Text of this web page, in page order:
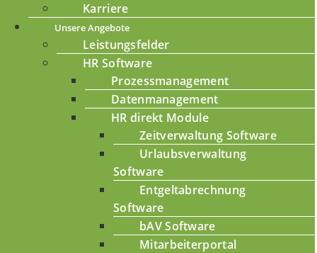
Karriere
Unsere Angebote
Leistungsfelder
HR Software
Prozessmanagement
Datenmanagement
HR direkt Module
Zeitverwaltung Software
Urlaubsverwaltung
Software
Entgeltabrechnung
Software
bAV Software
Mitarbeiterportal